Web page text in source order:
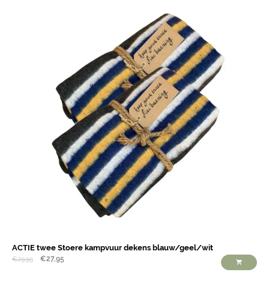
ACTIE twee Stoere kampvuur dekens blauw/geel/wit
€29,95 €27,95